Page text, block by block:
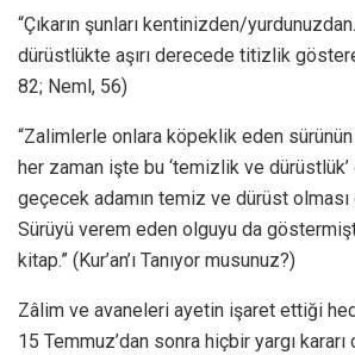
“Çıkarın şunları kentinizden/
dürüstlükte aşırı derecede titizlik
82; Neml, 56)
“Zalimlerle onlara köpeklik eden
her zaman işte bu ‘temizlik ve dürüstlük’
geçecek adamın temiz ve dürüst olması
Sürüyü verem eden olguyu da
kitap.” (Kur’an’ı Tanıyor musunuz?)
Zâlim ve avaneleri ayetin işaret ettiği
15 Temmuz’dan sonra hiçbir yargı